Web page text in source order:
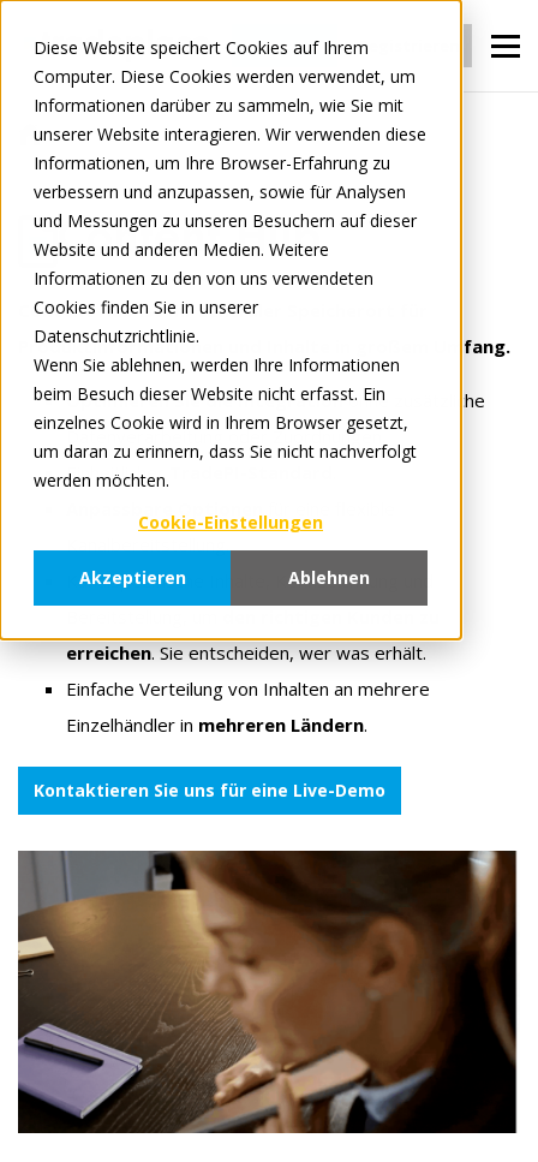
Diese Website speichert Cookies auf Ihrem
Computer. Diese Cookies werden verwendet, um
Informationen darüber zu sammeln, wie Sie mit
unserer Website interagieren. Wir verwenden diese
Informationen, um Ihre Browser-Erfahrung zu
verbessern und anzupassen, sowie für Analysen
und Messungen zu unseren Besuchern auf dieser
Website und anderen Medien. Weitere
Informationen zu den von uns verwendeten
Cookies finden Sie in unserer
Datenschutzrichtlinie.
Wenn Sie ablehnen, werden Ihre Informationen
beim Besuch dieser Website nicht erfasst. Ein
einzelnes Cookie wird in Ihrem Browser gesetzt,
um daran zu erinnern, dass Sie nicht nachverfolgt
werden möchten.
Cookie-Einstellungen
Akzeptieren Ablehnen
Anmelden Registrieren
Für Hersteller Content Content Hub
Content Hub
Content Hub ist Ihr zentraler Speicherort für
Produktinformationen und Inhalte in großem Umfang.
Optimieren Sie die Integrationohne zusätzliche
Datenverarbeitung oder Zuordnungen.
Einheitlicher
Kanalbereitstellung.
Kanalspezifische Inhalte, Kennzeichnung und
erreichen. Sie entscheiden, wer was erhält.
Einfache Verteilung von Inhalten an mehrere
Einzelhändler in mehreren Ländern.
Kontaktieren Sie uns für eine Live-Demo